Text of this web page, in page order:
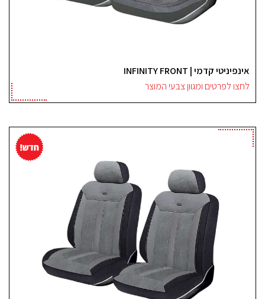
אינפיניטי קדמי | INFINITY FRONT
לחצו לפרטים ומגוון צבעי המוצר